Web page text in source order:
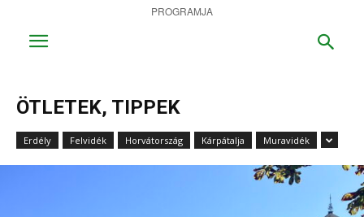
PROGRAMJA
ÖTLETEK, TIPPEK
Erdély Felvidék Horvátország Kárpátalja Muravidék